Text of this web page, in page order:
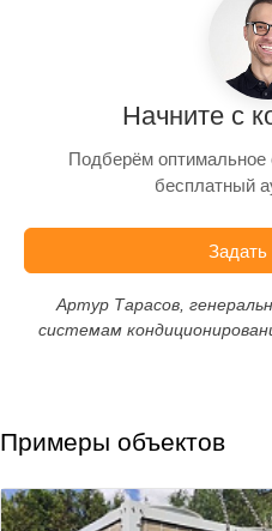
Начните с
Подберём
бесплатный
Задать
Артур Тарасов,
системам
Примеры объектов